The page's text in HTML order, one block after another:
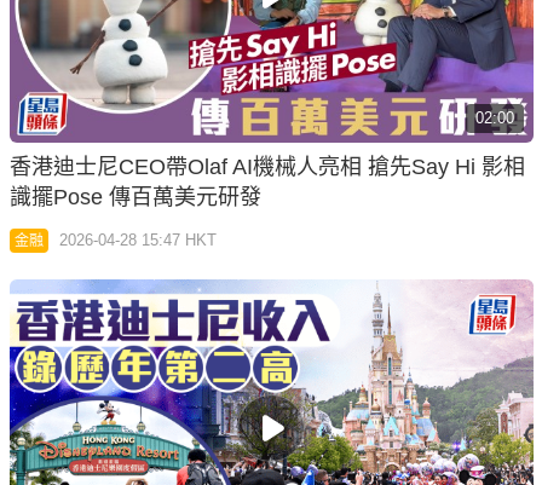
02:00
香港迪士尼CEO帶Olaf AI機械人亮相 搶先Say Hi 影相
識擺Pose 傳百萬美元研發
金融 2026-04-28 15:47 HKT